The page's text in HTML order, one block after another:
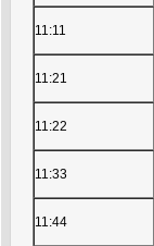
11:11
11:21
11:22
11:33
11:44